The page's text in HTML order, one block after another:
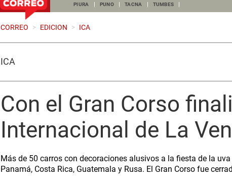
PIURA PUNO TACNA TUMBES
CORREO > EDICION > ICA
ICA
Con el Gran Corso
Internacional de La
Más de 50 carros con decoraciones alusivos a la fiesta de la
Panamá, Costa Rica, Guatemala y Rusa. El Gran Corso fue